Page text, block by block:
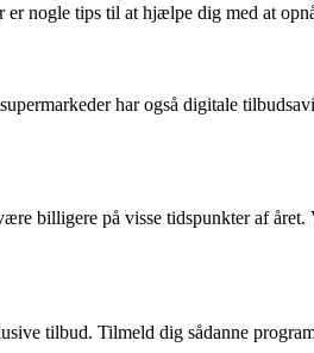
er nogle tips til at hjælpe dig med at
har også digitale
billigere på visse tidspunkter af
tilbud. Tilmeld dig sådanne